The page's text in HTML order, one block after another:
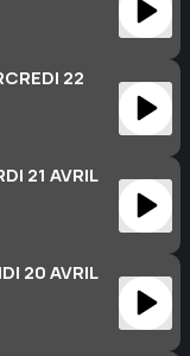
22
21 AVRIL
20 AVRIL